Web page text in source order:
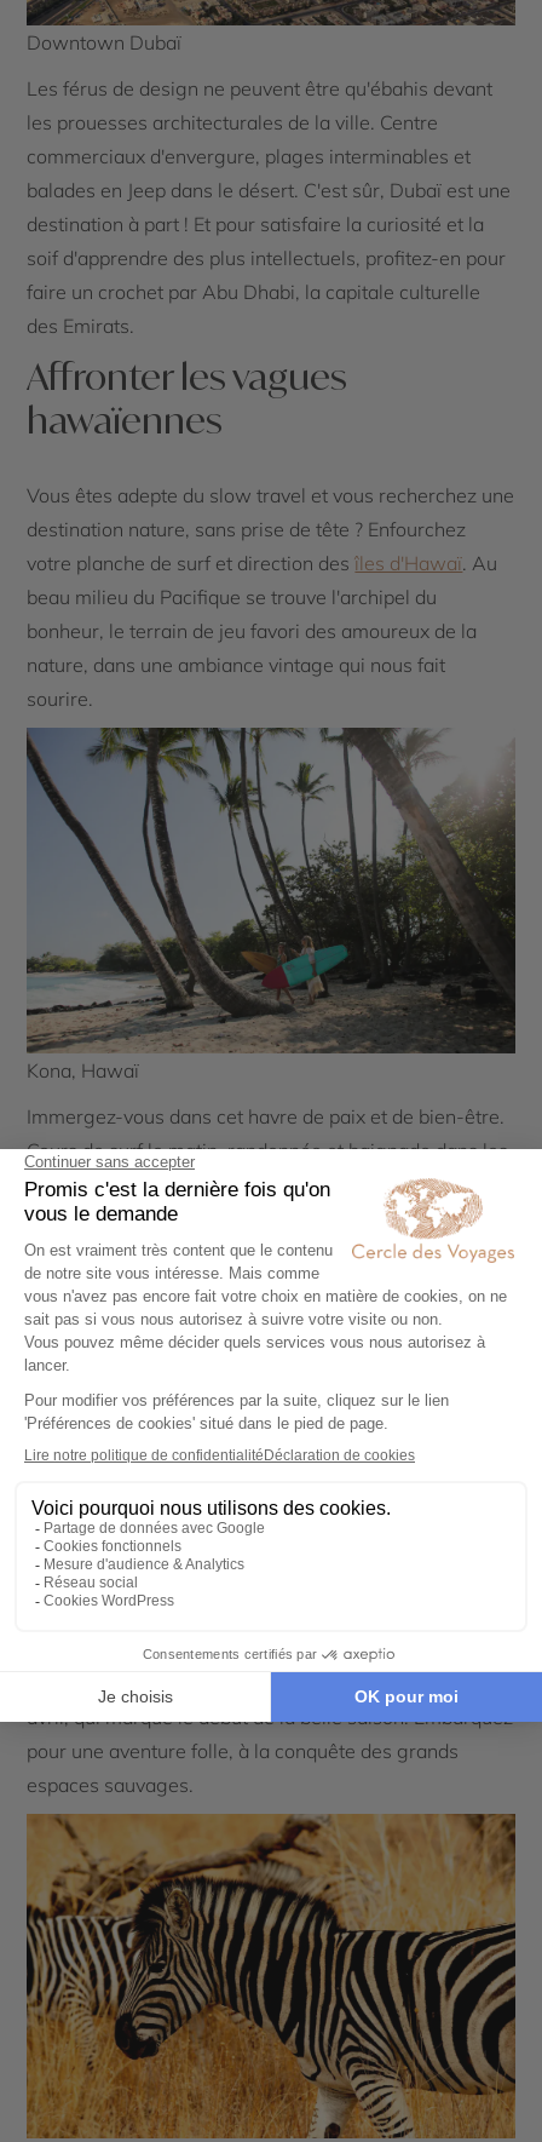
Downtown Dubaï
Les férus de design ne peuvent être qu'ébahis devant
les prouesses architecturales de la ville. Centre
commerciaux d'envergure, plages interminables et
balades en Jeep dans le désert. C'est sûr, Dubaï est une
destination à part ! Et pour satisfaire la curiosité et la
soif d'apprendre des plus intellectuels, profitez-en pour
faire un crochet par Abu Dhabi, la capitale culturelle
des Emirats.
Affronter les vagues
hawaïennes
Vous êtes adepte du slow travel et vous recherchez une
destination nature, sans prise de tête ? Enfourchez
votre planche de surf et direction desîles d'Hawaï. Au
beau milieu du Pacifique se trouve l'archipel du
bonheur, le terrain de jeu favori des amoureux de la
nature, dans une ambiance vintage qui nous fait
sourire.
Kona, Hawaï
Immergez-vous dans cet havre de paix et de bien-être.
Cours de surf le matin, randonnée et baignade dans les
cascades l'après-midi, et farniente face au coucher de
soleil le soir. Un séjour idéal pour lâcher prise et se
faire du bien. Goûtez aux spécialités locales à base de
poisson et de fruits frais, comme le poke bowl ou le
shave ice, le granité hawaïen, à commander aux food
trucks en bord de mer. Que vous soyez partisan de ce
lifestyle "à la cool" ou non, et peu importe si les
chemises à fleurs vous vont bien, appréciez cette
invitation à la détente.
Cap sur l'Afrique du Sud
L' Afrique du Sud
foisonnants et parcs naturels réputés pour leur
avril, qui marque le début de la belle saison. Embarquez
pour une aventure folle, à la conquête des grands
espaces sauvages.